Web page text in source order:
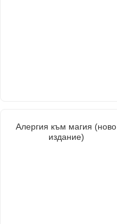
Алергия към магия (ново
издание)